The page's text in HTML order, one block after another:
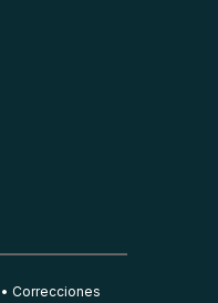
Correcciones